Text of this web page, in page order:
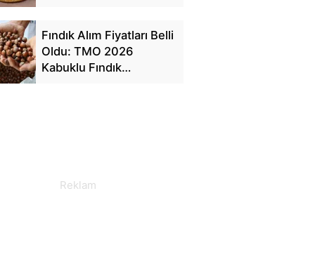
Fındık Alım Fiyatları Belli
Oldu: TMO 2026
Kabuklu Fındık